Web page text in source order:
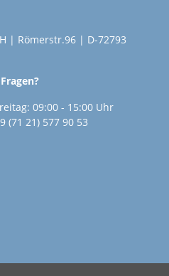
| Römerstr.96 | D-72793
09:00 - 15:00 Uhr
(71 21) 577 90 53